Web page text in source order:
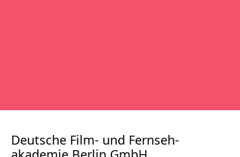
Deutsche Film- und Fernseh­